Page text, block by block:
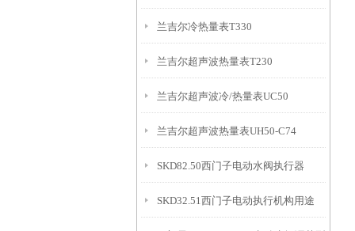
兰吉尔冷热量表T330
兰吉尔超声波热量表T230
兰吉尔超声波冷/热量表UC50
兰吉尔超声波热量表UH50-C74
SKD82.50西门子电动水阀执行器
SKD32.51西门子电动执行机构用途